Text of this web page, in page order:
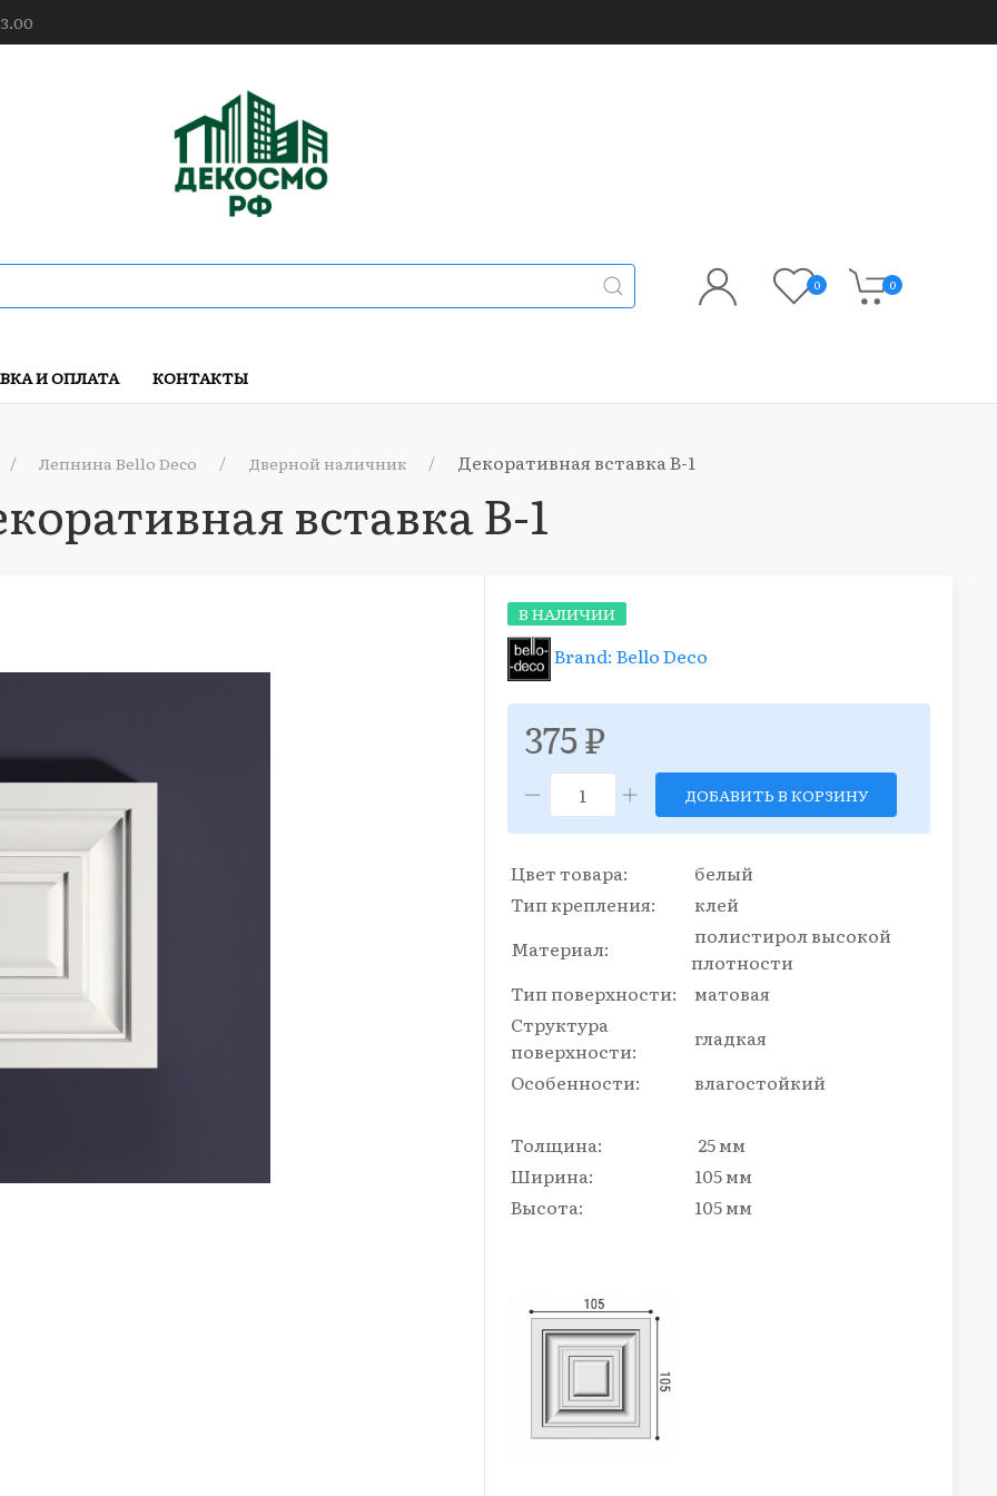
0 0
И ОПЛАТА КОНТАКТЫ
Лепнина Bello Deco Дверной наличник Декоративная вставка В-1
вставка В-1
В НАЛИЧИИ
Brand: Bello Deco
375 ₽
ДОБАВИТЬ В КОРЗИНУ
Цвет товара:
белый
Тип крепления:
клей
Материал:
полистирол высокой
плотности
Тип поверхности:
матовая
Структура
поверхности:
гладкая
Особенности:
влагостойкий
Толщина:
25 мм
Ширина:
105 мм
Высота:
105 мм